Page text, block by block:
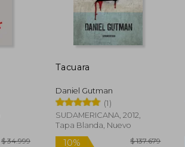
Tacuara
Daniel Gutman
(1)
SUDAMERICANA, 2012,
Tapa Blanda, Nuevo